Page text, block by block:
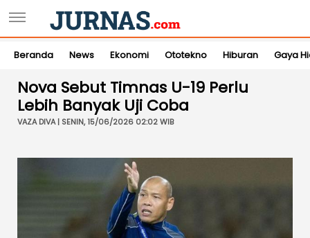
Beranda News Ekonomi Ototekno Hiburan Gaya
Nova Sebut Timnas U-19 Perlu
Lebih Banyak Uji Coba
VAZA DIVA | SENIN, 15/06/2026 02:02 WIB